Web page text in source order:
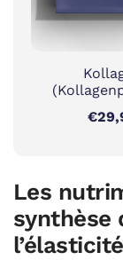
Les
synthèse